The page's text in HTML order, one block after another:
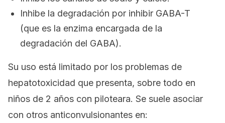
Inhibe la degradación por inhibir GABA-T
(que es la enzima encargada de la
degradación del GABA).
Su uso está limitado por los problemas de
hepatotoxicidad que presenta, sobre todo en
niños de 2 años con piloteara. Se suele asociar
con otros anticonvulsionantes en: